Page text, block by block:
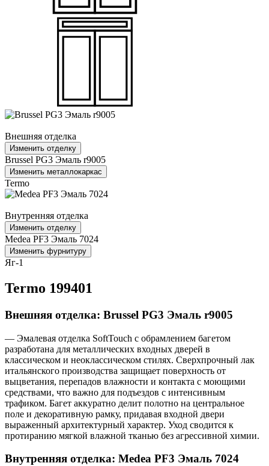
Внешняя отделка
Изменить отделку
Brussel PG3 Эмаль r9005
Изменить металлокаркас
Termo
Внутренняя отделка
Изменить отделку
Medea PF3 Эмаль 7024
Изменить фурнитуру
Яг-1
Termo 199401
Внешняя отделка: Brussel PG3 Эмаль r9005
— Эмалевая отделка SoftTouch с обрамлением багетом
разработана для металлических входных дверей в
классическом и неоклассическом стилях. Сверхпрочный лак
итальянского производства защищает поверхность от
выцветания, перепадов влажности и контакта с моющими
средствами, что важно для подъездов с интенсивным
трафиком. Багет аккуратно делит полотно на центральное
поле и декоративную рамку, придавая входной двери
выраженный архитектурный характер. Уход сводится к
протиранию мягкой влажной тканью без агрессивной химии.
Внутренняя отделка: Medea PF3 Эмаль 7024